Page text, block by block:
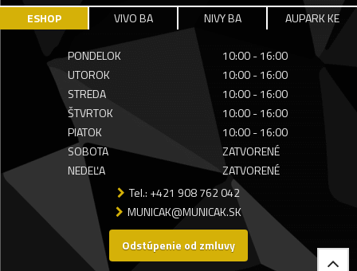
ESHOP VIVO BA NIVY BA AUPARK KE
PONDELOK
10:00 - 16:00
UTOROK
10:00 - 16:00
STREDA
10:00 - 16:00
ŠTVRTOK
10:00 - 16:00
PIATOK
10:00 - 16:00
SOBOTA
ZATVORENÉ
NEDEĽA
ZATVORENÉ
Tel.: +421 908 762 042
MUNICAK@MUNICAK.SK
Odstúpenie od zmluvy